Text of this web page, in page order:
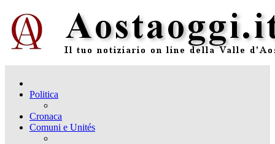
Politica
Cronaca
Comuni e Unités